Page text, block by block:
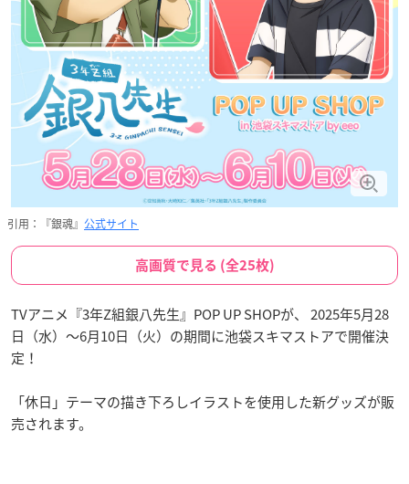
引用：『銀魂』 公式サイト
高画質で見る (全25枚)
TVアニメ『3年Z組銀八先生』POP UP SHOPが、 2025年5月28
日（水）〜6月10日（火）の期間に池袋スキマストアで開催決
定！
「休日」テーマの描き下ろしイラストを使用した新グッズが販
売されます。